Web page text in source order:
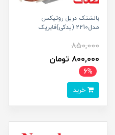
بالشتک دریل رونیکس
مدل2210 (یدکی)فابریک
850,000
800,000 تومان
6%